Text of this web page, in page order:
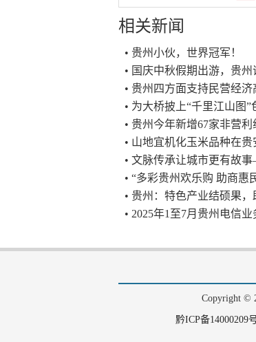
相关新闻
• 贵州小伙，世界冠军！
• 国庆中秋假期出游，贵州
• 贵州四方面支持民营经
• 为大桥披上“千里江山图
• 贵州今年新增67家非营
• 山地宜机化玉米品种在
• 文脉传承让城市更有故
• “多彩贵州欢乐购 助商惠
• 贵州：特色产业结硕果
• 2025年1至7月贵州电信
Copyright ©
黔ICP备14000209